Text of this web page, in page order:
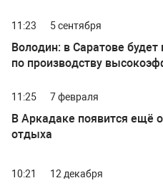
11:23 5 сентября
Володин: в Саратове
по производству
11:25 7 февраля
В Аркадаке появится ещё
отдыха
10:21 12 декабря